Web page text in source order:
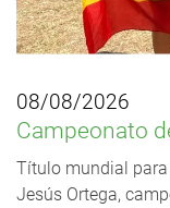
08/08/2026
Campeonato
Título mundial
Jesús Ortega,